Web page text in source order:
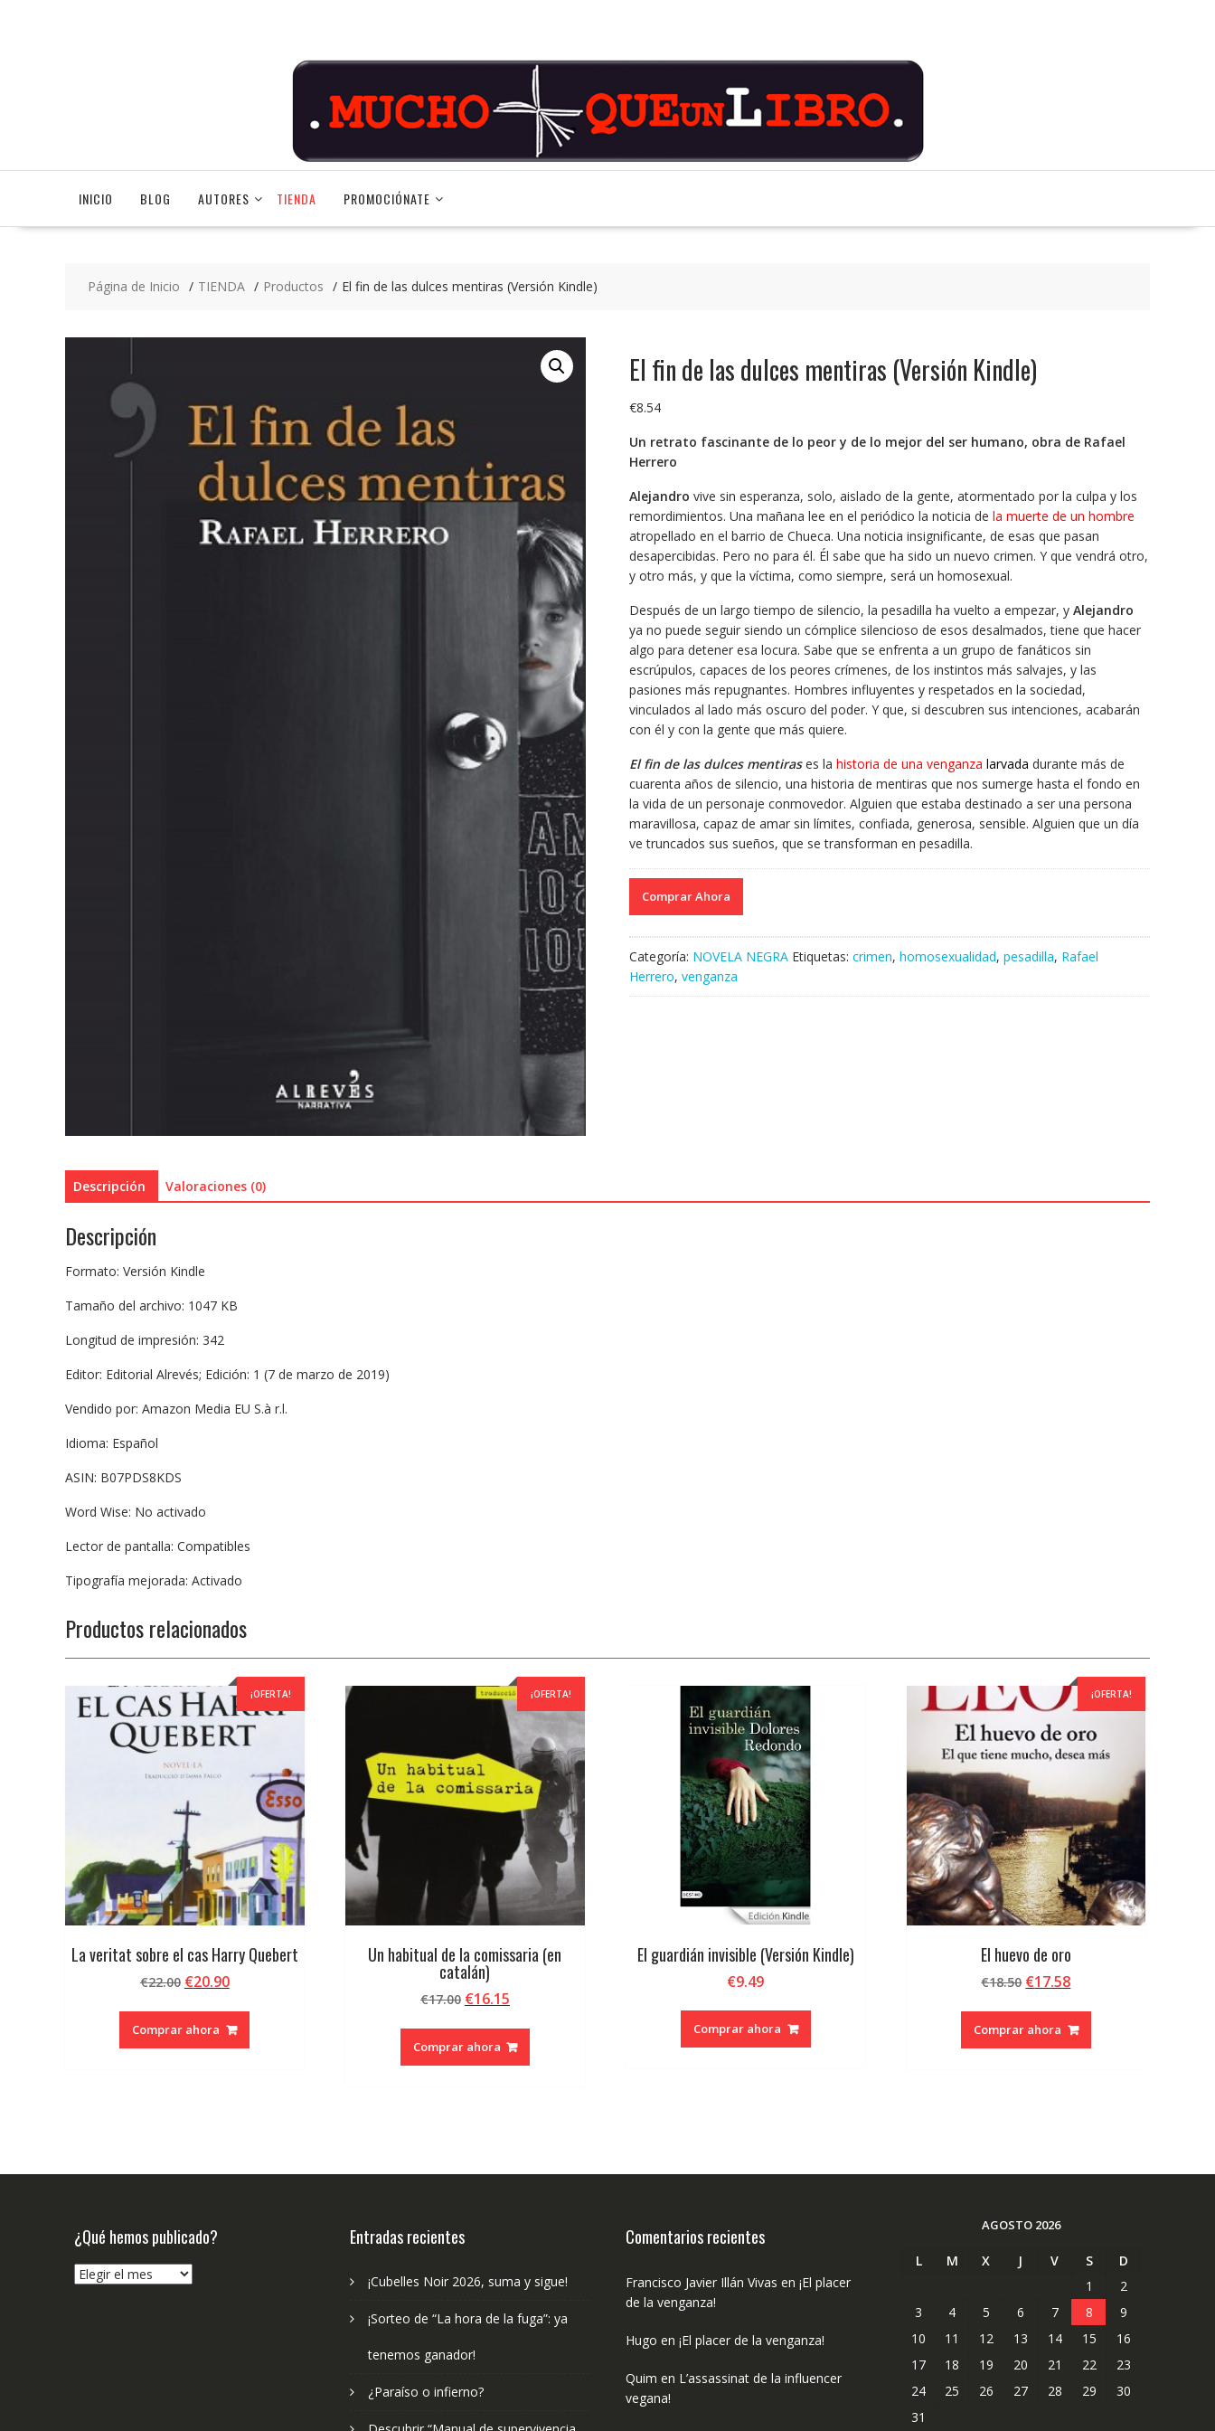
INICIO BLOG AUTORES TIENDA PROMOCIÓNATE
Página de Inicio TIENDA Productos El fin de las dulces mentiras (Versión Kindle)
El fin de las dulces mentiras (Versión Kindle)
€8.54
Un retrato fascinante de lo peor y de lo mejor del ser humano, obra de Rafael
Herrero
Alejandro vive sin esperanza, solo, aislado de la gente, atormentado por la culpa y los
remordimientos. Una mañana lee en el periódico la noticia de la muerte de un hombre
atropellado en el barrio de Chueca. Una noticia insignificante, de esas que pasan
desapercibidas. Pero no para él. Él sabe que ha sido un nuevo crimen. Y que vendrá otro,
y otro más, y que la víctima, como siempre, será un homosexual.
Después de un largo tiempo de silencio, la pesadilla ha vuelto a empezar, y Alejandro
ya no puede seguir siendo un cómplice silencioso de esos desalmados, tiene que hacer
algo para detener esa locura. Sabe que se enfrenta a un grupo de fanáticos sin
escrúpulos, capaces de los peores crímenes, de los instintos más salvajes, y las
pasiones más repugnantes. Hombres influyentes y respetados en la sociedad,
vinculados al lado más oscuro del poder. Y que, si descubren sus intenciones, acabarán
con él y con la gente que más quiere.
El fin de las dulces mentirases la historia de una venganza larvada durante más de
cuarenta años de silencio, una historia de mentiras que nos sumerge hasta el fondo en
la vida de un personaje conmovedor. Alguien que estaba destinado a ser una persona
maravillosa, capaz de amar sin límites, confiada, generosa, sensible. Alguien que un día
ve truncados sus sueños, que se transforman en pesadilla.
Comprar Ahora
Categoría: NOVELA NEGRA Etiquetas: crimen, homosexualidad, pesadilla, Rafael
Herrero, venganza
Descripción Valoraciones (0)
Descripción
Formato: Versión Kindle
Tamaño del archivo: 1047 KB
Longitud de impresión: 342
Editor: Editorial Alrevés; Edición: 1 (7 de marzo de 2019)
Vendido por: Amazon Media EU S.à r.l.
Idioma: Español
ASIN: B07PDS8KDS
Word Wise: No activado
Lector de pantalla: Compatibles
Tipografía mejorada: Activado
Productos relacionados
¡OFERTA!
La veritat sobre el cas Harry Quebert
€22.00 El
original
era:
€20.90El
actual
es:
Comprar ahora
¡OFERTA!
Un habitual de la comissaria (en
catalán)
€17.00 El
original
era:
€16.15El
actual
es:
Comprar ahora
El guardián invisible (Versión Kindle)
€9.49
Comprar ahora
¡OFERTA!
El huevo de oro
€18.50 El
original
era:
€17.58El
actual
es:
Comprar ahora
¿Qué hemos publicado?
¿Qué
Entradas recientes
¡Cubelles Noir 2026, suma y sigue!
¡Sorteo de “La hora de la fuga”: ya
tenemos ganador!
¿Paraíso o infierno?
Comentarios recientes
Francisco Javier Illán Vivas en ¡El placer
de la venganza!
Hugo en ¡El placer de la venganza!
Quim en L’assassinat de la influencer
vegana!
AGOSTO 2026
L M X J V S
D
1
2
3
4 5 6 7 8
9
10
11 12 13 14 15
16
17
18 19 20 21 22
23
24
25 26 27 28 29
30
31